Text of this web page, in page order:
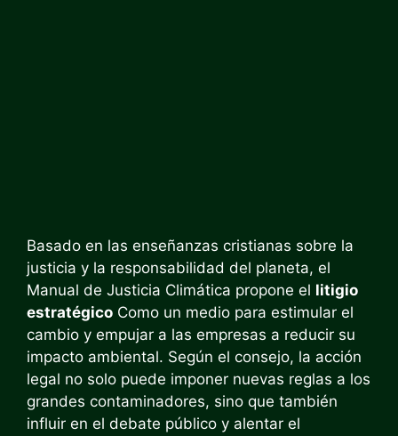
Basado en las enseñanzas cristianas sobre la
justicia y la responsabilidad del planeta, el
Manual de Justicia Climática propone el litigio
estratégico Como un medio para estimular el
cambio y empujar a las empresas a reducir su
impacto ambiental. Según el consejo, la acción
legal no solo puede imponer nuevas reglas a los
grandes contaminadores, sino que también
influir en el debate público y alentar el